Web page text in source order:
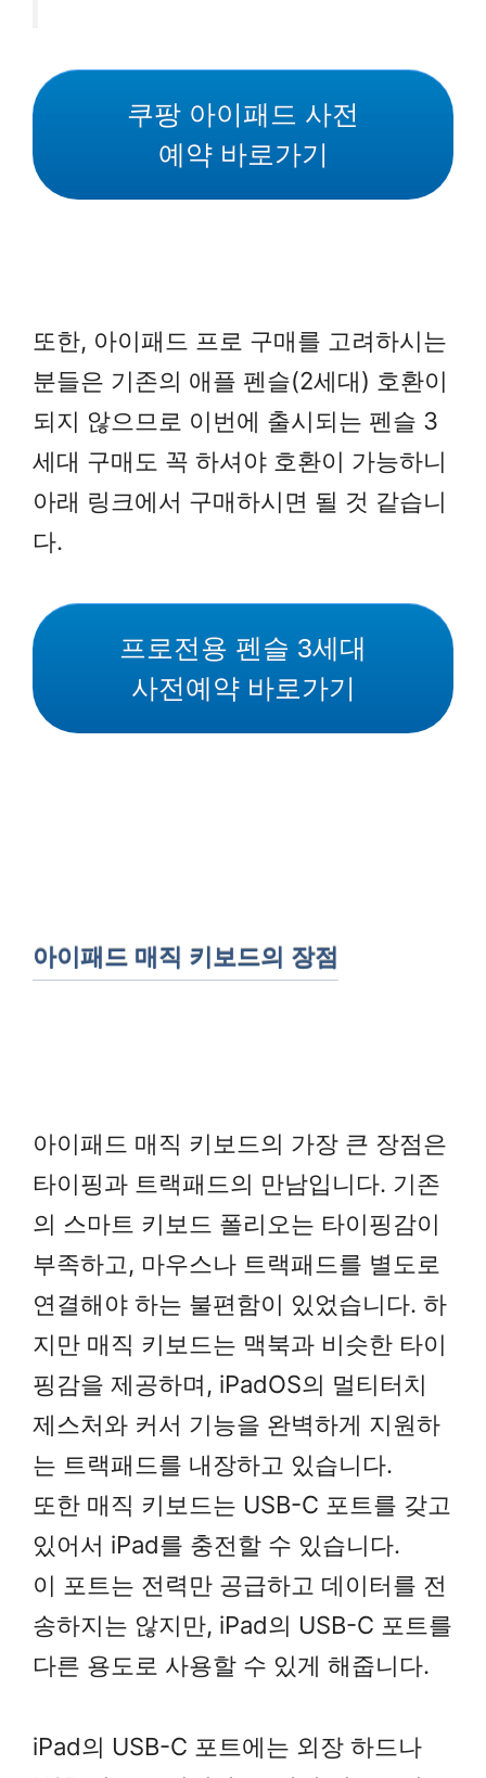
쿠팡 아이패드 사전
예약 바로가기
또한, 아이패드 프로 구매를 고려하시는
분들은 기존의 애플 펜슬(2세대) 호환이
되지 않으므로 이번에 출시되는 펜슬 3
세대 구매도 꼭 하셔야 호환이 가능하니
아래 링크에서 구매하시면 될 것 같습니
다.
프로전용 펜슬 3세대
사전예약 바로가기
아이패드 매직 키보드의 장점
아이패드 매직 키보드의 가장 큰 장점은
타이핑과 트랙패드의 만남입니다. 기존
의 스마트 키보드 폴리오는 타이핑감이
부족하고, 마우스나 트랙패드를 별도로
연결해야 하는 불편함이 있었습니다. 하
지만 매직 키보드는 맥북과 비슷한 타이
핑감을 제공하며, iPadOS의 멀티터치
제스처와 커서 기능을 완벽하게 지원하
는 트랙패드를 내장하고 있습니다.
또한 매직 키보드는 USB-C 포트를 갖고
있어서 iPad를 충전할 수 있습니다.
이 포트는 전력만 공급하고 데이터를 전
송하지는 않지만, iPad의 USB-C 포트를
다른 용도로 사용할 수 있게 해줍니다.
iPad의 USB-C 포트에는 외장 하드나